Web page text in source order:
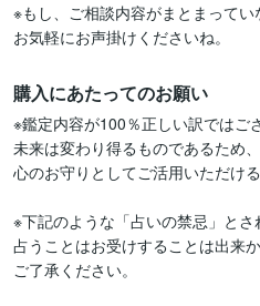
※もし、ご相談内容がまとまってい
お気軽にお声掛けくださいね。
購入にあたってのお願い
※鑑定内容が100％正しい訳ではご
未来は変わり得るものであるため
心のお守りとしてご活用いただける
※下記のような「占いの禁忌」とさ
占うことはお受けすることは出来か
ご了承ください。